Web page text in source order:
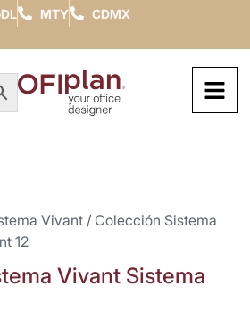
MTY CDMX
Vivant/ Colección Sistema
12
Vivant Sistema